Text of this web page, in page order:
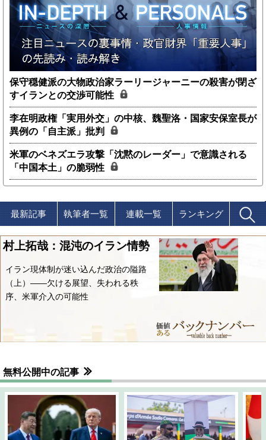
保守穏健派の大物政治家ラーリージャーニーの殺害が閉ざ
すイランとの交渉可能性
李在明政権「実用外交」の中核、魏聖洛・国家安保室長が
異例の「自主派」批判
米軍のベネズエラ攻撃「沈黙のレーダー」で意識される
「中国本土」の脆弱性
最新記事 執筆者一覧 連載一覧 ランキング
村上拓哉：混沌のイラン情勢
イラン現体制が迷い込んだ政治の隘路
（上）――欠ける展望、失われる秩
序、米軍介入の可能性
無料公開中の記事